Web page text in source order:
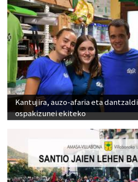
Kantujira, auzo-afaria eta
ospakizunei ekiteko